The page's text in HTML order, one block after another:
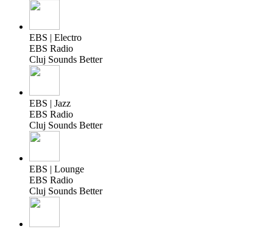
EBS | Electro
EBS Radio
Cluj Sounds Better
EBS | Jazz
EBS Radio
Cluj Sounds Better
EBS | Lounge
EBS Radio
Cluj Sounds Better